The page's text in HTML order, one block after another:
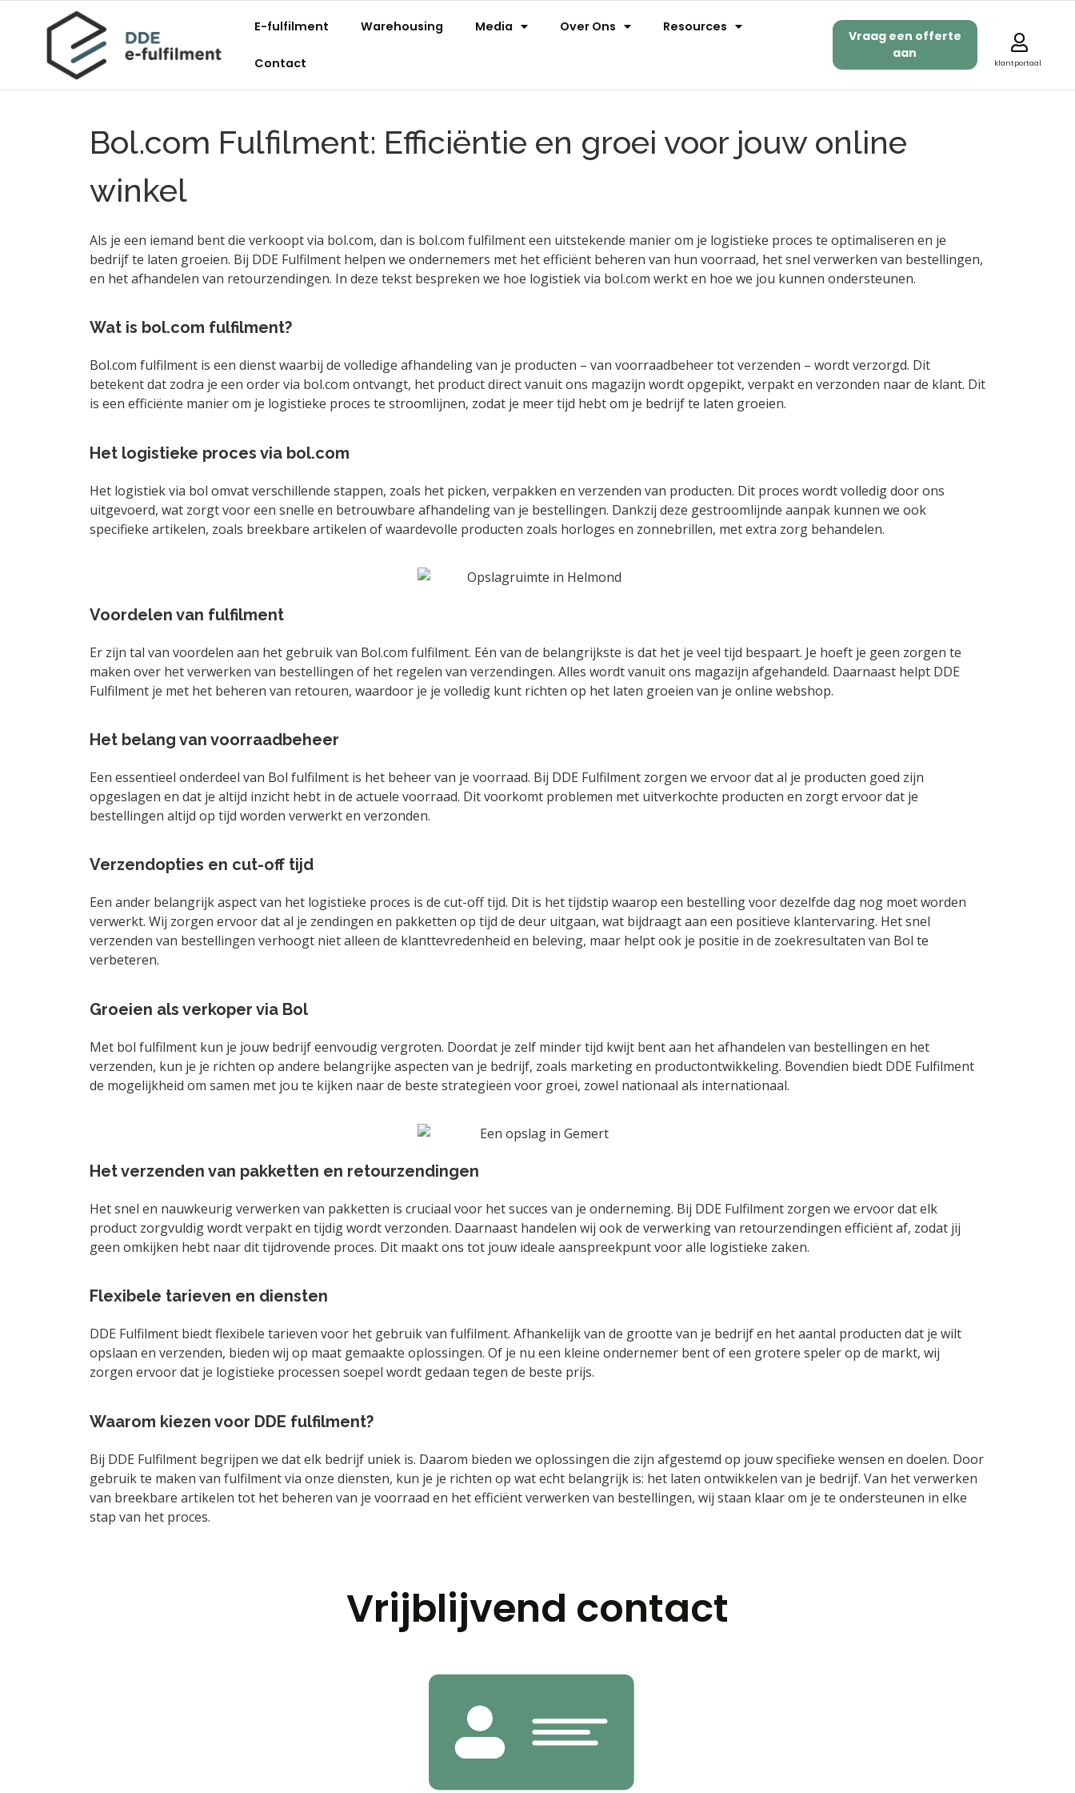
E-fulfilment Warehousing Media Over Ons Resources
Contact
Vraag een offerte
aan
klantportaal
Bol.com Fulfilment: Efficiëntie en groei voor jouw online
winkel
Als je een iemand bent die verkoopt via bol.com, dan is bol.com fulfilment een uitstekende manier om je logistieke proces te optimaliseren en je
bedrijf te laten groeien. Bij DDE Fulfilment helpen we ondernemers met het efficiënt beheren van hun voorraad, het snel verwerken van bestellingen,
en het afhandelen van retourzendingen. In deze tekst bespreken we hoe logistiek via bol.com werkt en hoe we jou kunnen ondersteunen.
Wat is bol.com fulfilment?
Bol.com fulfilment is een dienst waarbij de volledige afhandeling van je producten – van voorraadbeheer tot verzenden – wordt verzorgd. Dit
betekent dat zodra je een order via bol.com ontvangt, het product direct vanuit ons magazijn wordt opgepikt, verpakt en verzonden naar de klant. Dit
is een efficiënte manier om je logistieke proces te stroomlijnen, zodat je meer tijd hebt om je bedrijf te laten groeien.
Het logistieke proces via bol.com
Het logistiek via bol omvat verschillende stappen, zoals het picken, verpakken en verzenden van producten. Dit proces wordt volledig door ons
uitgevoerd, wat zorgt voor een snelle en betrouwbare afhandeling van je bestellingen. Dankzij deze gestroomlijnde aanpak kunnen we ook
specifieke artikelen, zoals breekbare artikelen of waardevolle producten zoals horloges en zonnebrillen, met extra zorg behandelen.
Voordelen van fulfilment
Er zijn tal van voordelen aan het gebruik van Bol.com fulfilment. Eén van de belangrijkste is dat het je veel tijd bespaart. Je hoeft je geen zorgen te
maken over het verwerken van bestellingen of het regelen van verzendingen. Alles wordt vanuit ons magazijn afgehandeld. Daarnaast helpt DDE
Fulfilment je met het beheren van retouren, waardoor je je volledig kunt richten op het laten groeien van je online webshop.
Het belang van voorraadbeheer
Een essentieel onderdeel van Bol fulfilment is het beheer van je voorraad. Bij DDE Fulfilment zorgen we ervoor dat al je producten goed zijn
opgeslagen en dat je altijd inzicht hebt in de actuele voorraad. Dit voorkomt problemen met uitverkochte producten en zorgt ervoor dat je
bestellingen altijd op tijd worden verwerkt en verzonden.
Verzendopties en cut-off tijd
Een ander belangrijk aspect van het logistieke proces is de cut-off tijd. Dit is het tijdstip waarop een bestelling voor dezelfde dag nog moet worden
verwerkt. Wij zorgen ervoor dat al je zendingen en pakketten op tijd de deur uitgaan, wat bijdraagt aan een positieve klantervaring. Het snel
verzenden van bestellingen verhoogt niet alleen de klanttevredenheid en beleving, maar helpt ook je positie in de zoekresultaten van Bol te
verbeteren.
Groeien als verkoper via Bol
Met bol fulfilment kun je jouw bedrijf eenvoudig vergroten. Doordat je zelf minder tijd kwijt bent aan het afhandelen van bestellingen en het
verzenden, kun je je richten op andere belangrijke aspecten van je bedrijf, zoals marketing en productontwikkeling. Bovendien biedt DDE Fulfilment
de mogelijkheid om samen met jou te kijken naar de beste strategieën voor groei, zowel nationaal als internationaal.
Het verzenden van pakketten en retourzendingen
Het snel en nauwkeurig verwerken van pakketten is cruciaal voor het succes van je onderneming. Bij DDE Fulfilment zorgen we ervoor dat elk
product zorgvuldig wordt verpakt en tijdig wordt verzonden. Daarnaast handelen wij ook de verwerking van retourzendingen efficiënt af, zodat jij
geen omkijken hebt naar dit tijdrovende proces. Dit maakt ons tot jouw ideale aanspreekpunt voor alle logistieke zaken.
Flexibele tarieven en diensten
DDE Fulfilment biedt flexibele tarieven voor het gebruik van fulfilment. Afhankelijk van de grootte van je bedrijf en het aantal producten dat je wilt
opslaan en verzenden, bieden wij op maat gemaakte oplossingen. Of je nu een kleine ondernemer bent of een grotere speler op de markt, wij
zorgen ervoor dat je logistieke processen soepel wordt gedaan tegen de beste prijs.
Waarom kiezen voor DDE fulfilment?
Bij DDE Fulfilment begrijpen we dat elk bedrijf uniek is. Daarom bieden we oplossingen die zijn afgestemd op jouw specifieke wensen en doelen. Door
gebruik te maken van fulfilment via onze diensten, kun je je richten op wat echt belangrijk is: het laten ontwikkelen van je bedrijf. Van het verwerken
van breekbare artikelen tot het beheren van je voorraad en het efficiënt verwerken van bestellingen, wij staan klaar om je te ondersteunen in elke
stap van het proces.
Vrijblijvend contact